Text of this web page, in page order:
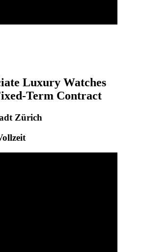
Luxury Watches
Term Contract
Zürich